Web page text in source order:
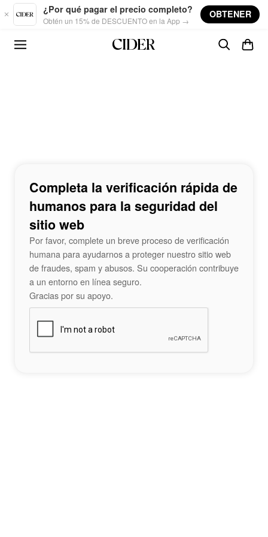
Skip to main content
¿Por qué pagar el precio completo?
Obtén un 15% de DESCUENTO en la App →
OBTENER
Completa la verificación rápida de
humanos para la seguridad del
sitio web
Por favor, complete un breve proceso de verificación
humana para ayudarnos a proteger nuestro sitio web
de fraudes, spam y abusos. Su cooperación contribuye
a un entorno en línea seguro.
Gracias por su apoyo.